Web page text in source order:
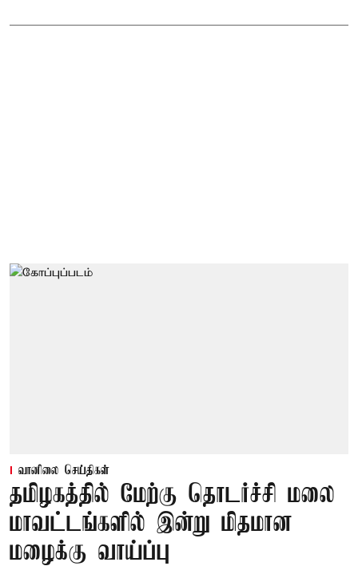
வானிலை செய்திகள்
தமிழகத்தில் மேற்கு தொடர்ச்சி மலை
மாவட்டங்களில் இன்று மிதமான
மழைக்கு வாய்ப்பு